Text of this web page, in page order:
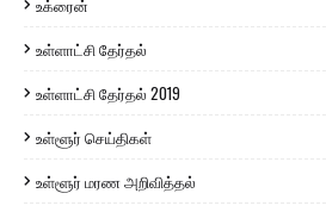
உக்ரைன்
உள்ளாட்சி தேர்தல்
உள்ளாட்சி தேர்தல் 2019
உள்ளூர் செய்திகள்
உள்ளூர் மரண அறிவித்தல்